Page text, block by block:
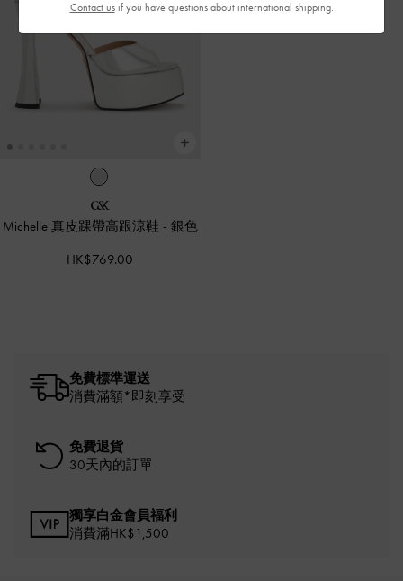
Michelle 真皮踝帶高跟涼鞋 - 銀色
HK$769.00
免費標準運送
消費滿額*即刻享受
免費退貨
30天內的訂單
獨享白金會員福利
消費滿HK$1,500
Contact usif you have questions about international shipping.